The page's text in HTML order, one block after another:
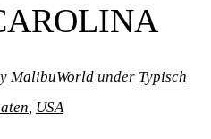
MalibuWorldunder Typisch
USA